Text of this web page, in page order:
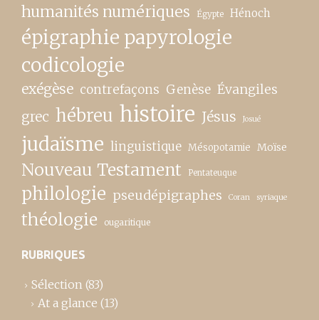
humanités numériques Égypte Hénoch
épigraphie papyrologie
codicologie
exégèse contrefaçons Genèse Évangiles
grec hébreu histoire Jésus Josué
judaïsme linguistique Mésopotamie Moïse
Nouveau Testament Pentateuque
philologie pseudépigraphes Coran syriaque
théologie ougaritique
RUBRIQUES
Sélection (83)
At a glance (13)